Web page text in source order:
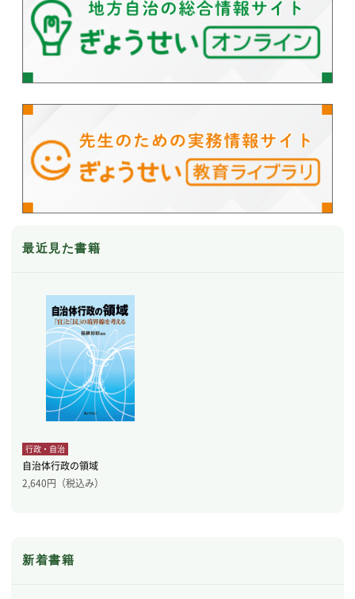
最近見た書籍
行政・自治
自治体行政の領域
2,640円（税込み）
新着書籍